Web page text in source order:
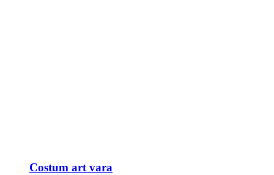
Costum art vara